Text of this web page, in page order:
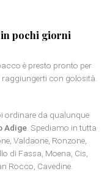
in pochi giorni
è presto pronto per
raggiungerti con golosità.
ordinare da qualunque
Adige . Spediamo in tutta
Valdaone, Ronzone,
di Fassa, Moena, Cis,
Rocco, Cavedine.